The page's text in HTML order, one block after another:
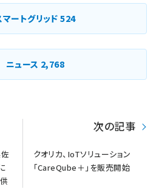
マートグリッド524
ニュース 2,768
次の記事
クオリカ、IoTソリューション
「CareQube＋」を販売開始